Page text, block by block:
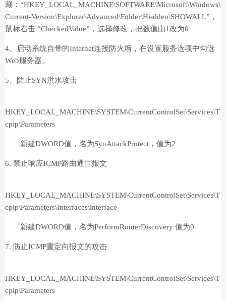
藏：“HKEY_LOCAL_MACHINE\SOFTWARE\Microsoft\Windows\
Current-Version\Explorer\Advanced\Folder\Hi-dden\SHOWALL”，
鼠标右击 “CheckedValue”，选择修改，把数值由1改为0
4、启动系统自带的Internet连接防火墙，在设置服务选项中勾选
Web服务器。
5、防止SYN洪水攻击
HKEY_LOCAL_MACHINE\SYSTEM\CurrentControlSet\Services\T
cpip\Parameters
新建DWORD值，名为SynAttackProtect，值为2
6. 禁止响应ICMP路由通告报文
HKEY_LOCAL_MACHINE\SYSTEM\CurrentControlSet\Services\T
cpip\Parameters\Interfaces\interface
新建DWORD值，名为PerformRouterDiscovery 值为0
7. 防止ICMP重定向报文的攻击
HKEY_LOCAL_MACHINE\SYSTEM\CurrentControlSet\Services\T
cpip\Parameters